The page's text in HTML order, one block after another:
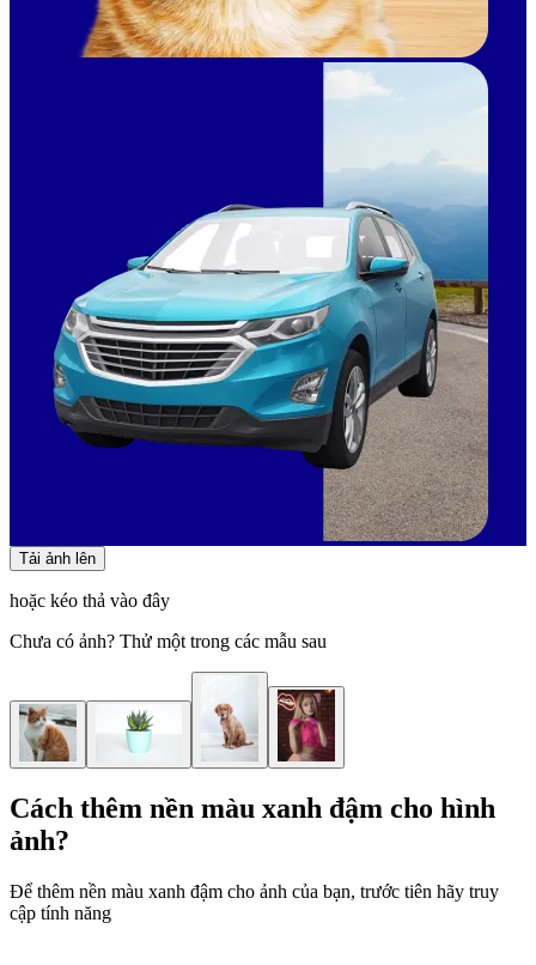
Tải ảnh lên
hoặc kéo thả vào đây
Chưa có ảnh? Thử một trong các mẫu sau
Cách thêm nền màu xanh đậm cho hình
ảnh?
Để thêm nền màu xanh đậm cho ảnh của bạn, trước tiên hãy truy
cập tính năng